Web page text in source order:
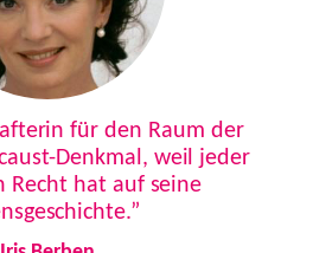
für den Raum der
Denkmal, weil jeder
Recht hat auf seine